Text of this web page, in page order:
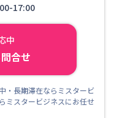
17:00
中
合せ
・長期滞在ならミスタービ
ミスタービジネスにお任せ